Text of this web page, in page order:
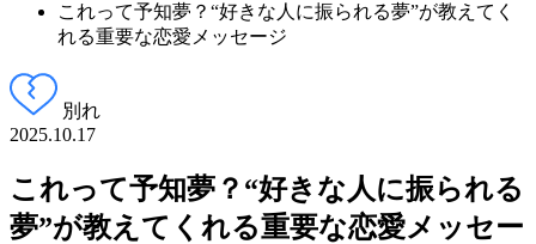
これって予知夢？“好きな人に振られる夢”が教えてく
れる重要な恋愛メッセージ
別れ
2025.10.17
これって予知夢？“好きな人に振られる
夢”が教えてくれる重要な恋愛メッセー